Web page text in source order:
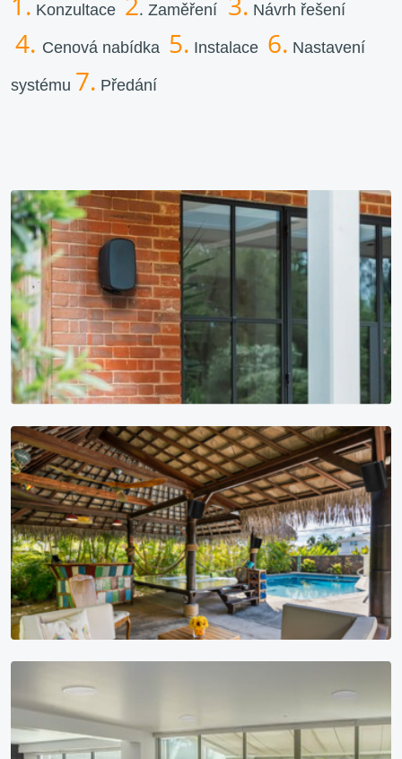
Konzultace . Zaměření Návrh řešení
4. Cenová nabídka 5. Instalace 6. Nastavení
systému 7. Předání